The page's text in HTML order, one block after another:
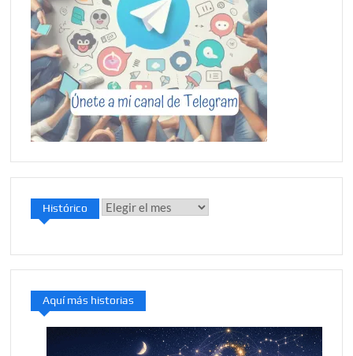
Histórico Histórico
Aquí más historias